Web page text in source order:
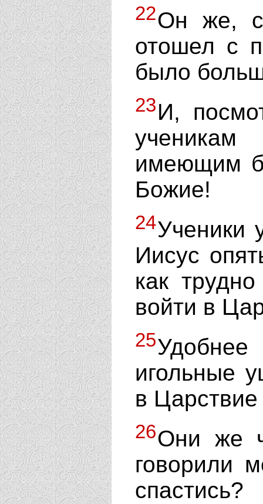
22Он же,
отошел с
было
23И,
имеющим
Божие!
24Ученики
Иисус
как
войти в
25
игольные
в
26Они же
говорили
спастись?